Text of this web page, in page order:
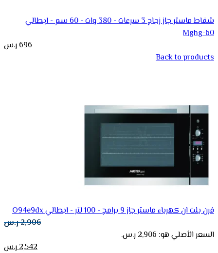
شفاط ماستر جاز زجاج 3 سرعات - 380 وات - 60 سم - ايطالي
Mghg-60
696 ر.س
Back to products
فرن بلت ان كهرباء ماستر جاز 9 برامج - 100 لتر - ايطالي O94e9dx
2,906ر.س
السعر الأصلي هو: 2,906 ر.س.
2,542ر.س